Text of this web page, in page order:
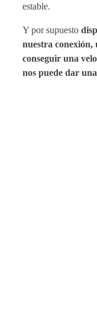
estable.
Y por supuesto
nuestra conexión,
conseguir una
nos puede dar